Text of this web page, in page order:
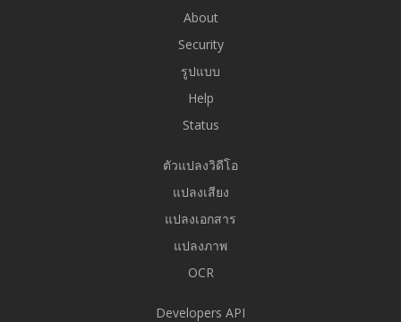
About
Security
รูปแบบ
Help
Status
ตัวแปลงวิดีโอ
แปลงเสียง
แปลงเอกสาร
แปลงภาพ
OCR
Developers API